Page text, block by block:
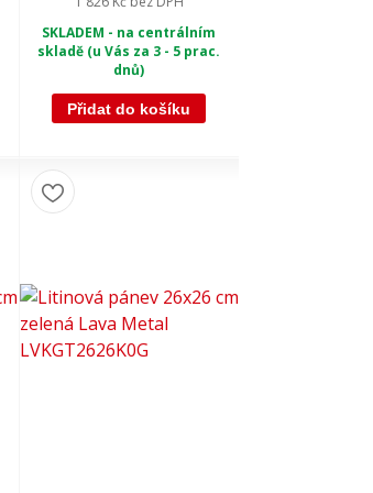
SKLADEM - na centrálním
skladě (u Vás za 3 - 5 prac.
dnů)
Přidat do košíku